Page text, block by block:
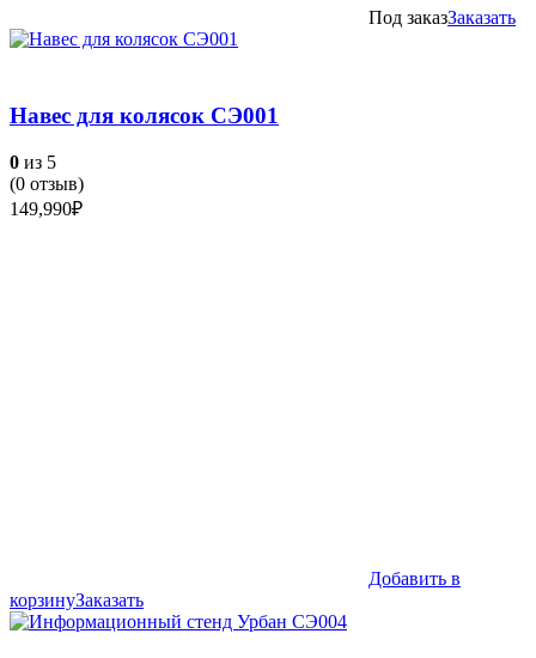
Под заказЗаказать
Навес для колясок СЭ001
0 из 5
(0 отзыв)
149,990₽
Добавить в
корзинуЗаказать